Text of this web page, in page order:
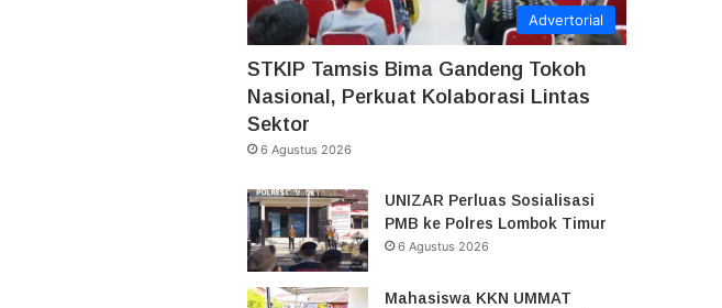
Advertorial
STKIP Tamsis Bima Gandeng Tokoh
Nasional, Perkuat Kolaborasi Lintas
Sektor
6 Agustus 2026
UNIZAR Perluas Sosialisasi
PMB ke Polres Lombok Timur
6 Agustus 2026
Mahasiswa KKN UMMAT